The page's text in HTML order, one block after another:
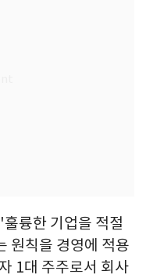
륭한 기업을 적절
원칙을 경영에 적용
1대 주주로서 회사